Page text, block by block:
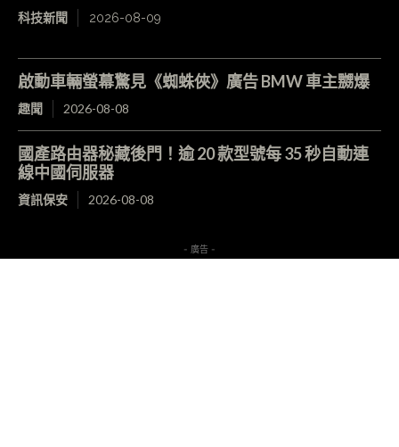
科技新聞 2026-08-09
啟動車輛螢幕驚見《蜘蛛俠》廣告 BMW 車主嬲爆
趣聞 2026-08-08
國產路由器秘藏後門！逾 20 款型號每 35 秒自動連
線中國伺服器
資訊保安 2026-08-08
- 廣告 -